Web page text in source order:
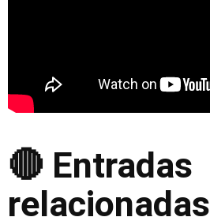
🔴 Entradas
relacionadas